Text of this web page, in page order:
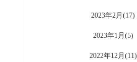
2023年2月(17)
2023年1月(5)
2022年12月(11)